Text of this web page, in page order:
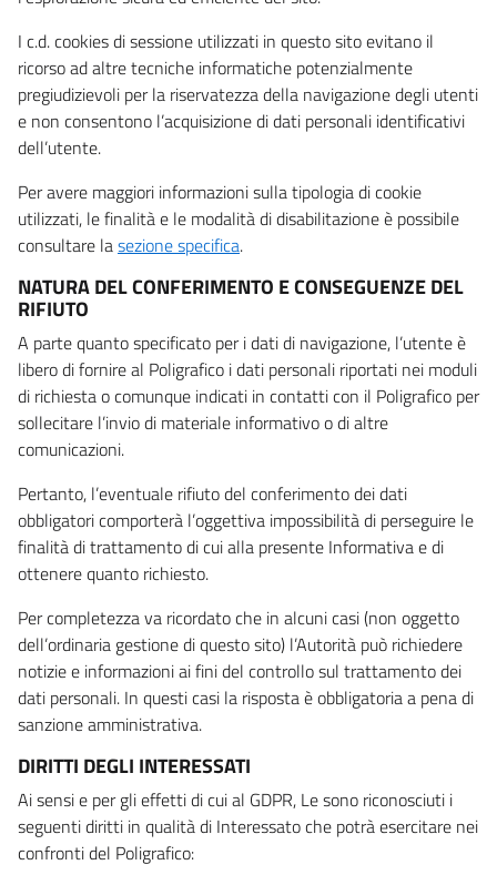
I c.d. cookies di sessione utilizzati in questo sito evitano il
ricorso ad altre tecniche informatiche potenzialmente
pregiudizievoli per la riservatezza della navigazione degli utenti
e non consentono l’acquisizione di dati personali identificativi
dell’utente.
Per avere maggiori informazioni sulla tipologia di cookie
utilizzati, le finalità e le modalità di disabilitazione è possibile
consultare lasezione specifica.
NATURA DEL CONFERIMENTO E CONSEGUENZE DEL
RIFIUTO
A parte quanto specificato per i dati di navigazione, l’utente è
libero di fornire al Poligrafico i dati personali riportati nei moduli
di richiesta o comunque indicati in contatti con il Poligrafico per
sollecitare l’invio di materiale informativo o di altre
comunicazioni.
Pertanto, l’eventuale rifiuto del conferimento dei dati
obbligatori comporterà l’oggettiva impossibilità di perseguire le
finalità di trattamento di cui alla presente Informativa e di
ottenere quanto richiesto.
Per completezza va ricordato che in alcuni casi (non oggetto
dell’ordinaria gestione di questo sito) l’Autorità può richiedere
notizie e informazioni ai fini del controllo sul trattamento dei
dati personali. In questi casi la risposta è obbligatoria a pena di
sanzione amministrativa.
DIRITTI DEGLI INTERESSATI
Ai sensi e per gli effetti di cui al GDPR, Le sono riconosciuti i
seguenti diritti in qualità di Interessato che potrà esercitare nei
confronti del Poligrafico: